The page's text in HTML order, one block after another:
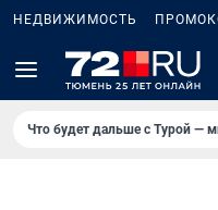
НЕДВИЖИМОСТЬ
Что будет дальше с Турой —